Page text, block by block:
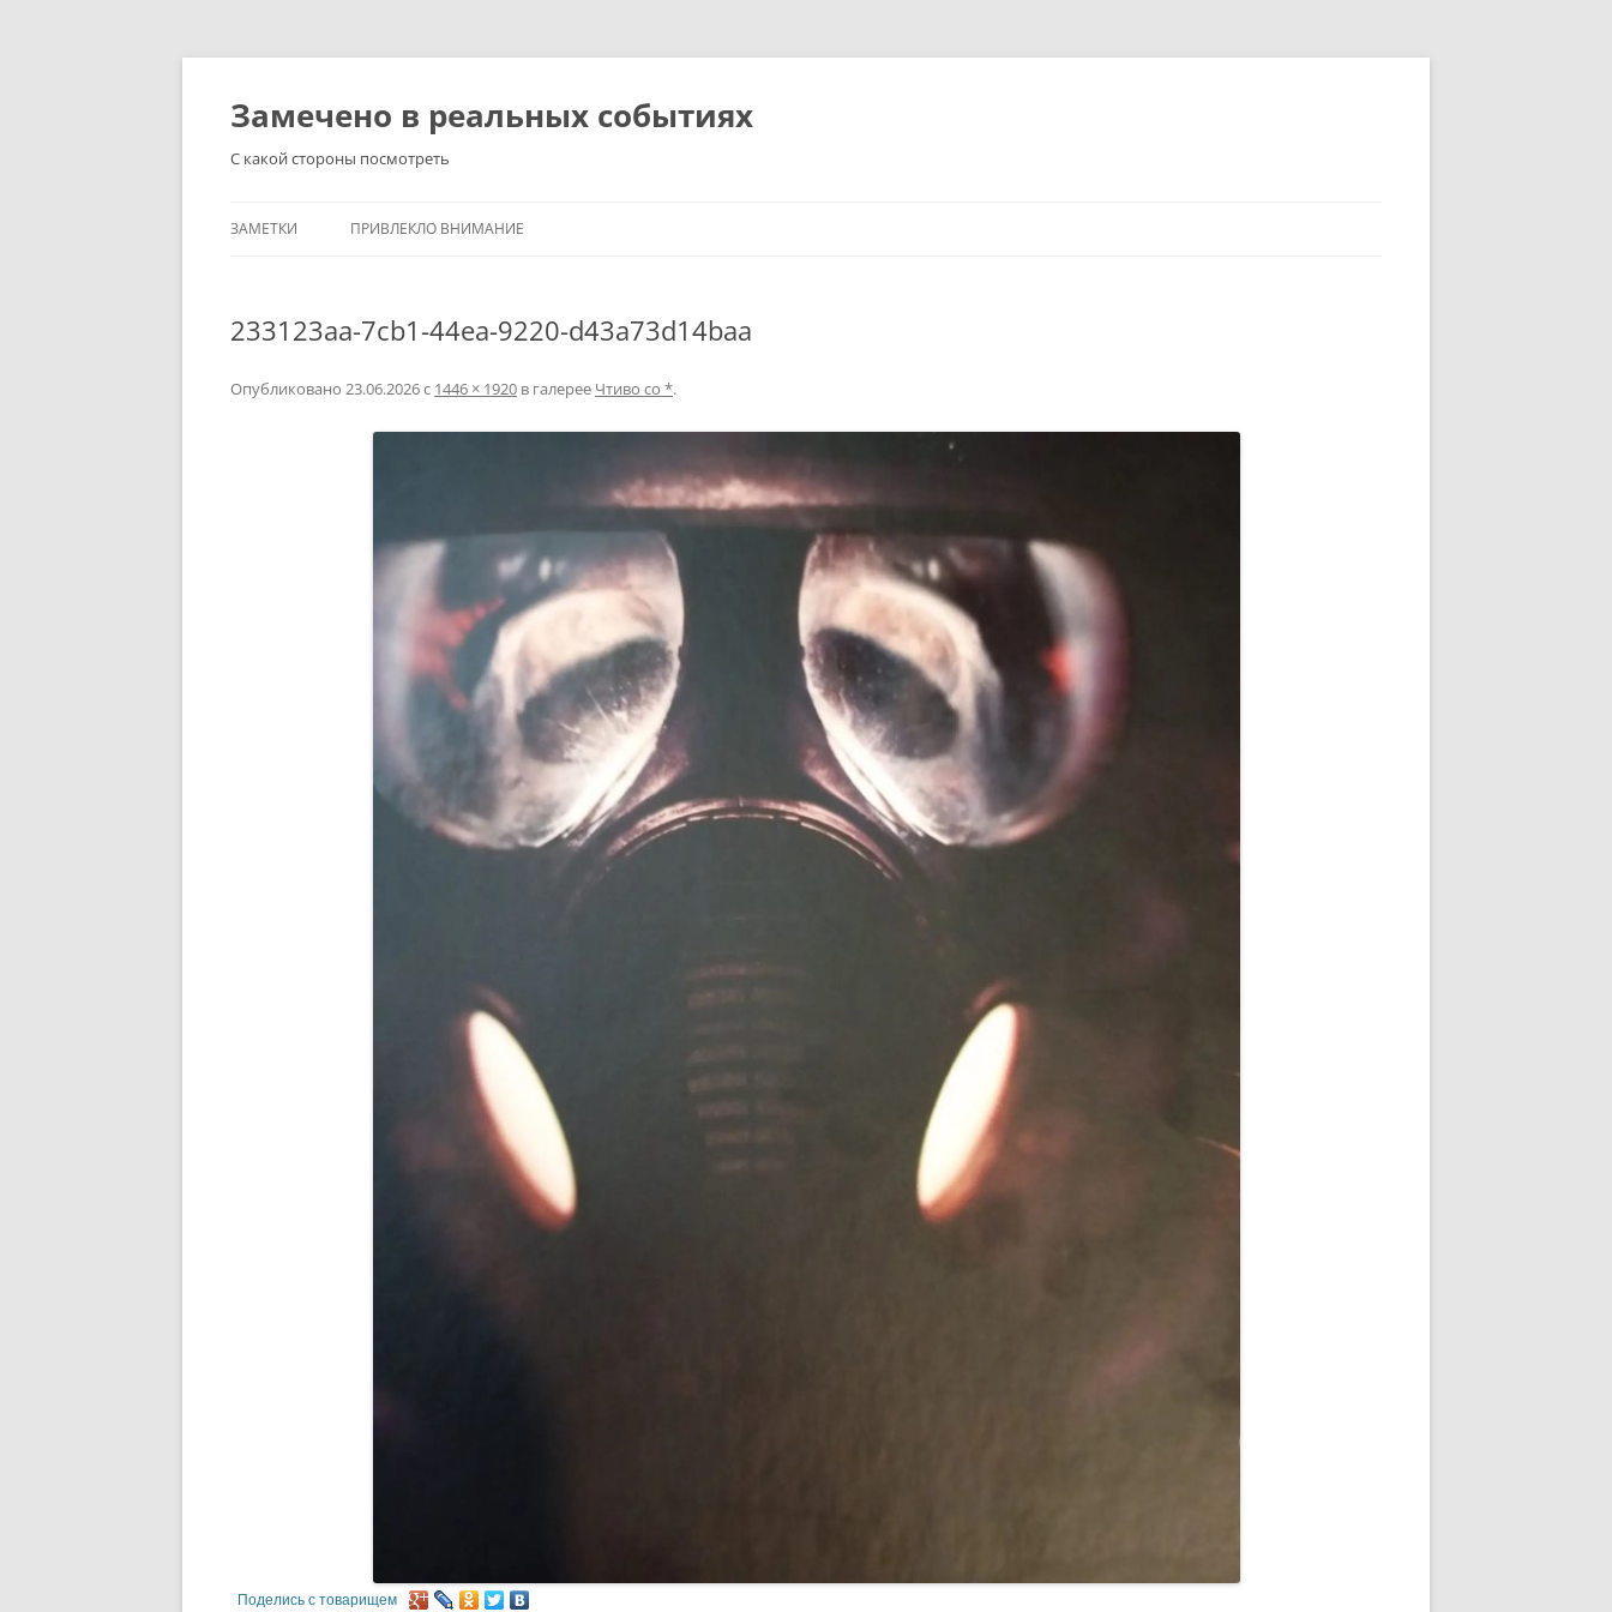
Перейти
Замечено в реальных событиях
С какой стороны посмотреть
ЗАМЕТКИ ПРИВЛЕКЛО ВНИМАНИЕ
233123aa-7cb1-44ea-9220-d43a73d14baa
Опубликовано 23.06.2026с 1446 × 1920 в галерее Чтиво со *.
Поделись с товарищем